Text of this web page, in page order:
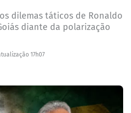
dilemas táticos de Ronaldo
diante da polarização
17h07